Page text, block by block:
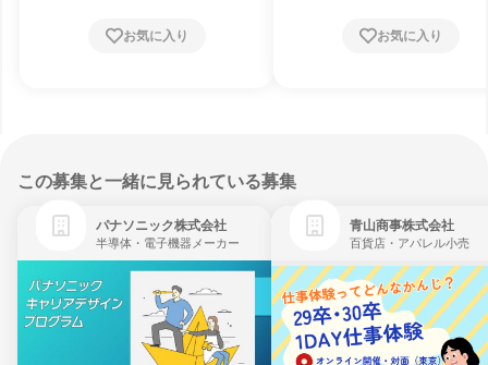
お気に入り お気に入り
この募集と一緒に見られている募集
パナソニック株式会社
半導体・電子機器メーカー
青山商事株式会社
百貨店・アパレル小売